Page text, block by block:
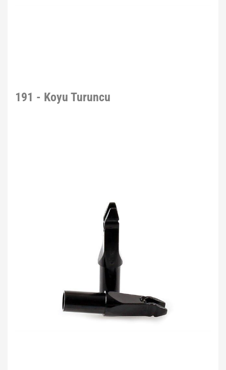
191 - Koyu Turuncu